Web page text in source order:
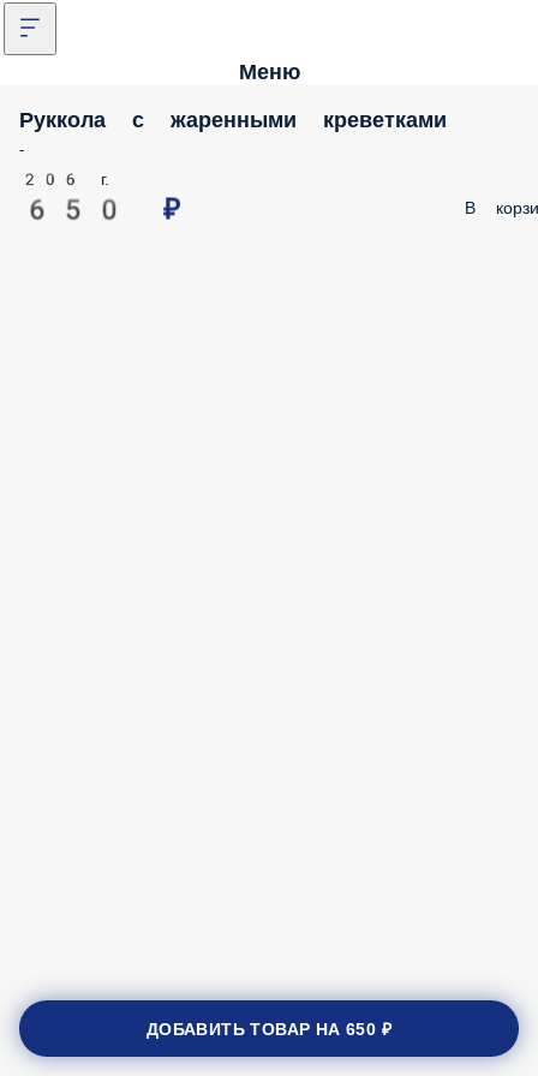
Меню
Руккола с жаренными креветками
-
206 г.
650 ₽ В
ДОБАВИТЬ ТОВАР НА650 ₽